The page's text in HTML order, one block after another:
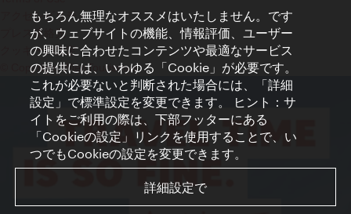
アクセシビリティ
プレス連絡先
クッキーの設定
© Copyright WienTourismus
もちろん無理なオススメはいたしません。です
が、ウェブサイトの機能、情報評価、ユーザー
の興味に合わせたコンテンツや最適なサービス
の提供には、いわゆる「Cookie」が必要です。
これが必要ないと判断された場合には、「詳細
設定」で標準設定を変更できます。 ヒント：サ
イトをご利用の際は、下部フッターにある
「Cookieの設定」リンクを使用することで、い
つでもCookieの設定を変更できます。
詳細設定で